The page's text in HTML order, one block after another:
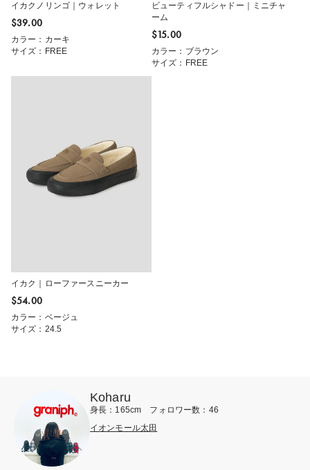
イカクノリンゴ｜ウォレット
$‌39.00
カラー：カーキ
サイズ：FREE
ビューティフルシャドー｜ミニチャ
ーム
$‌15.00
カラー：ブラウン
サイズ：FREE
イカク｜ローファースニーカー
$‌54.00
カラー：ベージュ
サイズ：24.5
Koharu
身長：165cm フォロワー数：46
イオンモール太田